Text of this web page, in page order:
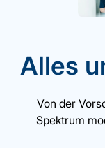
Alles
Von der
Spektrum